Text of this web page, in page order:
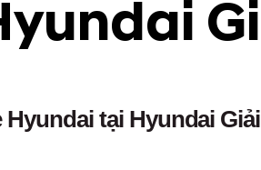
tại Hyundai